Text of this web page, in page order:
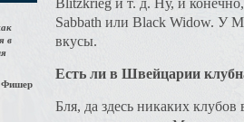
в
Фишер
Blitzkrieg и т. д. Ну, и конечно,
Sabbath или Black Widow. У
вкусы.
Есть ли в Швейцарии
Бля, да здесь никаких